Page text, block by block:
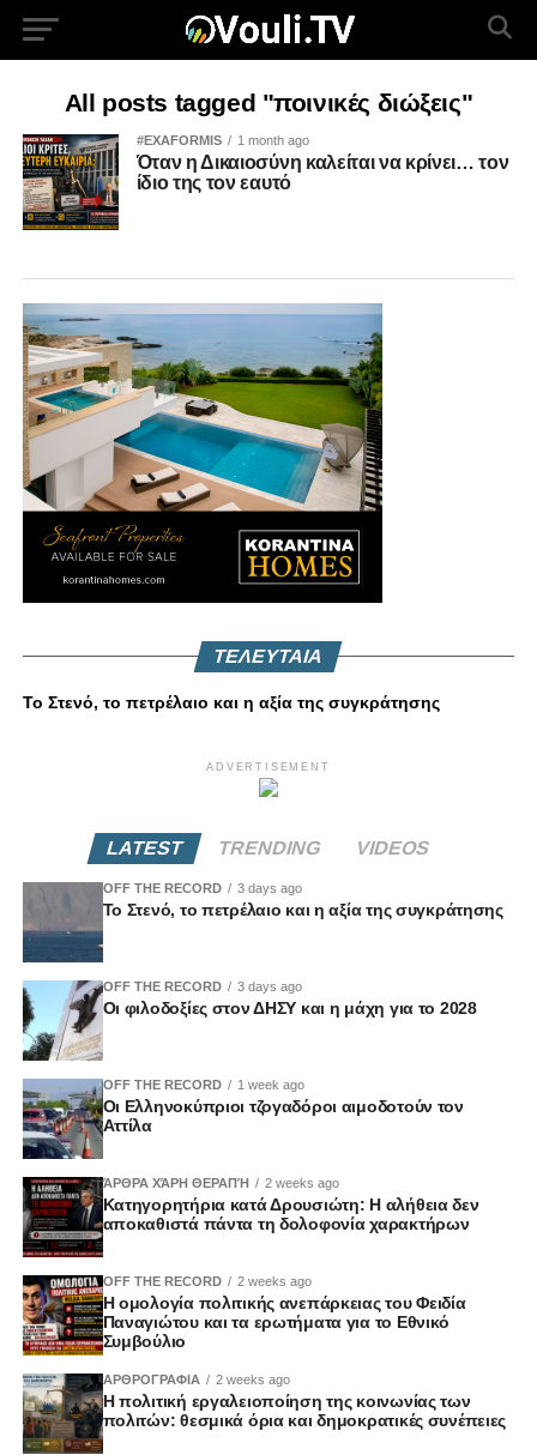
All posts tagged "ποινικές διώξεις"
#EXAFORMIS 1 month ago
Όταν η Δικαιοσύνη καλείται να κρίνει… τον
ίδιο της τον εαυτό
ΤΕΛΕΥΤΑΙΑ
Το Στενό, το πετρέλαιο και η αξία της συγκράτησης
ADVERTISEMENT
LATEST TRENDING VIDEOS
OFF THE RECORD 3 days ago
Το Στενό, το πετρέλαιο και η αξία της συγκράτησης
OFF THE RECORD 3 days ago
Οι φιλοδοξίες στον ΔΗΣΥ και η μάχη για το 2028
OFF THE RECORD 1 week ago
Οι Ελληνοκύπριοι τζογαδόροι αιμοδοτούν τον
Αττίλα
ΆΡΘΡΑ ΧΆΡΗ ΘΕΡΑΠΉ 2 weeks ago
Κατηγορητήρια κατά Δρουσιώτη: Η αλήθεια δεν
αποκαθιστά πάντα τη δολοφονία χαρακτήρων
OFF THE RECORD 2 weeks ago
Η ομολογία πολιτικής ανεπάρκειας του Φειδία
Παναγιώτου και τα ερωτήματα για το Εθνικό
Συμβούλιο
ΑΡΘΡΟΓΡΑΦΙΑ 2 weeks ago
Η πολιτική εργαλειοποίηση της κοινωνίας των
πολιτών: θεσμικά όρια και δημοκρατικές συνέπειες